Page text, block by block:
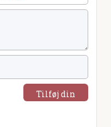
Tilføj din